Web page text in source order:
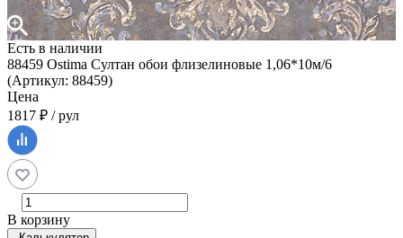
Есть в наличии
88459 Ostima Султан обои флизелиновые 1,06*10м/6
(Артикул: 88459)
Цена
1817 ₽ / рул
В корзину